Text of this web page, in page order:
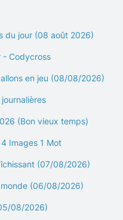
du jour (08 août 2026)
- Codycross
en jeu (08/08/2026)
(Bon vieux temps)
Images 1 Mot
(07/08/2026)
(06/08/2026)
08/2026)